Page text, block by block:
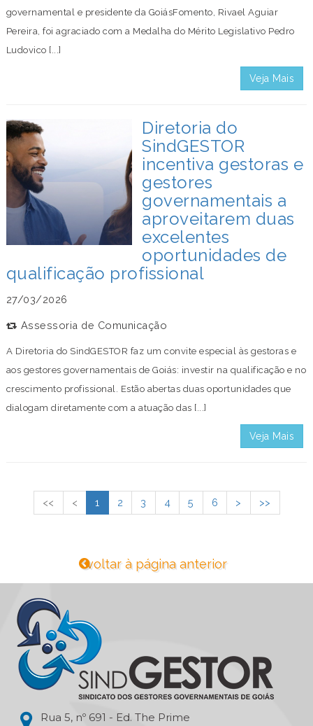
governamental e presidente da GoiásFomento, Rivael Aguiar
Pereira, foi agraciado com a Medalha do Mérito Legislativo Pedro
Ludovico [...]
Veja Mais
Diretoria do
SindGESTOR
incentiva gestoras e
gestores
governamentais a
aproveitarem duas
excelentes
oportunidades de
qualificação profissional
27/03/2026
Assessoria de Comunicação
A Diretoria do SindGESTOR faz um convite especial às gestoras e
aos gestores governamentais de Goiás: investir na qualificação e no
crescimento profissional. Estão abertas duas oportunidades que
dialogam diretamente com a atuação das [...]
Veja Mais
<< < 1 2 3 4 5 6 > >>
voltar à página anterior
Rua 5, nº 691 - Ed. The Prime